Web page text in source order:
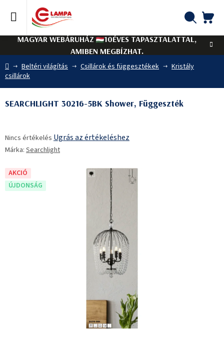
tartalomhoz
MAGYAR WEBÁRUHÁZ
10ÉVES TAPASZTALATTAL,
AMIBEN MEGBÍZHAT.
Kezdőlap
Beltéri világítás Csillárok és függesztékek
Kristály
csillárok
SEARCHLIGHT 30216-5BK Shower, Függeszték
termék
átlagos
5-
ből
Nincs értékelés Ugrás az értékeléshez
Márka: Searchlight
AKCIÓ
ÚJDONSÁG